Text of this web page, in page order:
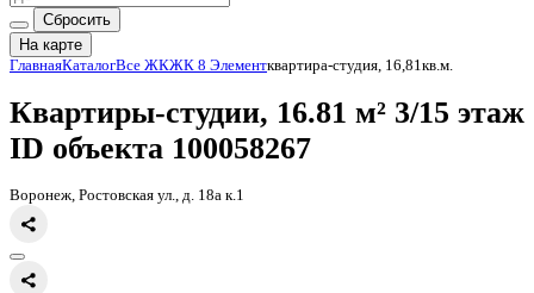
Сбросить
На карте
Главная КаталогВсе ЖКЖК 8 Элемент
Квартиры-студии, 16.81 м² 3/